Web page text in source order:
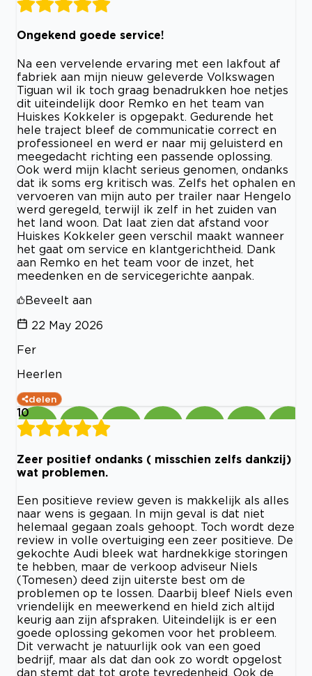
Ongekend goede service!
Na een vervelende ervaring met een lakfout af
fabriek aan mijn nieuw geleverde Volkswagen
Tiguan wil ik toch graag benadrukken hoe netjes
dit uiteindelijk door Remko en het team van
Huiskes Kokkeler is opgepakt. Gedurende het
hele traject bleef de communicatie correct en
professioneel en werd er naar mij geluisterd en
meegedacht richting een passende oplossing.
Ook werd mijn klacht serieus genomen, ondanks
dat ik soms erg kritisch was. Zelfs het ophalen en
vervoeren van mijn auto per trailer naar Hengelo
werd geregeld, terwijl ik zelf in het zuiden van
het land woon. Dat laat zien dat afstand voor
Huiskes Kokkeler geen verschil maakt wanneer
het gaat om service en klantgerichtheid. Dank
aan Remko en het team voor de inzet, het
meedenken en de servicegerichte aanpak.
Beveelt aan
22 May 2026
Fer
Heerlen
delen
10
Zeer positief ondanks ( misschien zelfs dankzij)
wat problemen.
Een positieve review geven is makkelijk als alles
naar wens is gegaan. In mijn geval is dat niet
helemaal gegaan zoals gehoopt. Toch wordt deze
review in volle overtuiging een zeer positieve. De
gekochte Audi bleek wat hardnekkige storingen
te hebben, maar de verkoop adviseur Niels
(Tomesen) deed zijn uiterste best om de
problemen op te lossen. Daarbij bleef Niels even
vriendelijk en meewerkend en hield zich altijd
keurig aan zijn afspraken. Uiteindelijk is er een
goede oplossing gekomen voor het probleem.
Dit verwacht je natuurlijk ook van een goed
bedrijf, maar als dat dan ook zo wordt opgelost
dan stemt dat tot grote tevredenheid. Ook de